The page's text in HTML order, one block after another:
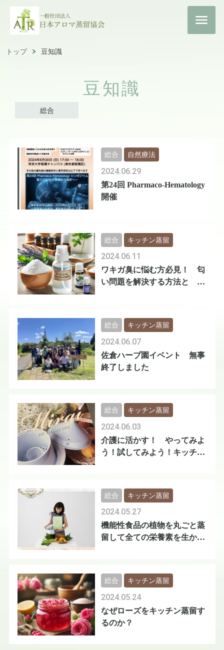
トップ 豆知識
豆知識
総合
第24回 Pharmaco-Hematology
開催
2024.06.29
総合 自然療法
ワキガ臭に悩む方必見！ 匂
い問題を解決する方法と キ
2024.06.11
総合 キッチン蒸留
佐倉ハーブ園イベント 無事
終了しました
2024.06.07
総合 キッチン蒸留
介護に活かす！ やってみよ
う！試してみよう！キッチン
2024.06.03
総合 キッチン蒸留
機能性食品の植物を丸ごと蒸
留して全ての栄養素を生かす
2024.05.27
総合 キッチン蒸留
なぜローズをキッチン蒸留す
るのか？
2024.05.24
総合 キッチン蒸留